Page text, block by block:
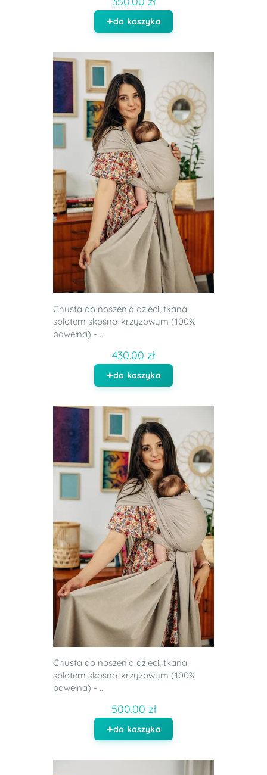
do koszyka
Chusta do noszenia dzieci, tkana
splotem skośno-krzyżowym (100%
bawełna) - ...
430.00 zł
do koszyka
Chusta do noszenia dzieci, tkana
splotem skośno-krzyżowym (100%
bawełna) - ...
500.00 zł
do koszyka